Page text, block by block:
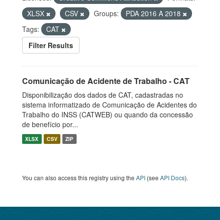
XLSX
CSV Groups:
PDA 2016 A 2018
Tags:
CAT
Filter Results
Comunicação de Acidente de Trabalho - CAT
Disponibilização dos dados de CAT, cadastradas no
sistema informatizado de Comunicação de Acidentes do
Trabalho do INSS (CATWEB) ou quando da concessão
de benefício por...
XLSX CSV ZIP
You can also access this registry using the API (see API Docs).